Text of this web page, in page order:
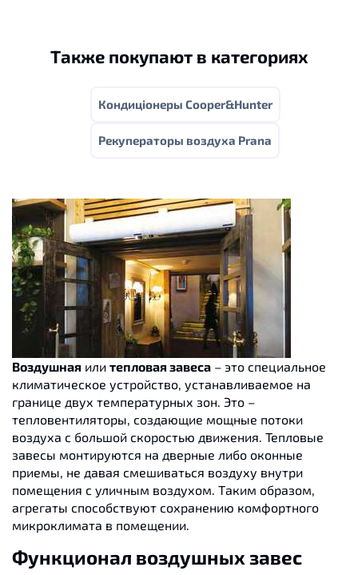
Также покупают в категориях
Кондиціонеры Cooper&Hunter
Рекуператоры воздуха Prana
Воздушная или тепловая завеса – это специальное
климатическое устройство, устанавливаемое на
границе двух температурных зон. Это –
тепловентиляторы, создающие мощные потоки
воздуха с большой скоростью движения. Тепловые
завесы монтируются на дверные либо оконные
приемы, не давая смешиваться воздуху внутри
помещения с уличным воздухом. Таким образом,
агрегаты способствуют сохранению комфортного
микроклимата в помещении.
Функционал воздушных завес